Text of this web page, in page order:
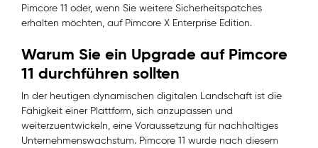
Pimcore 11 oder, wenn Sie weitere Sicherheitspatches
erhalten möchten, auf Pimcore X Enterprise Edition.
Warum Sie ein Upgrade auf Pimcore
11 durchführen sollten
In der heutigen dynamischen digitalen Landschaft ist die
Fähigkeit einer Plattform, sich anzupassen und
weiterzuentwickeln, eine Voraussetzung für nachhaltiges
Unternehmenswachstum. Pimcore 11 wurde nach diesem